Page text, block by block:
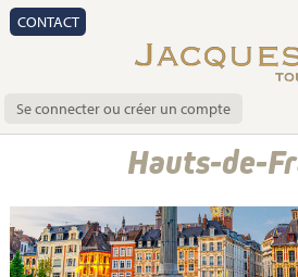
CONTACT
Se connecter ou créer un compte
Hauts-de-